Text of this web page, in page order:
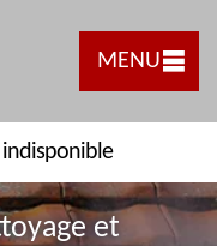
MENU
indisponible
et